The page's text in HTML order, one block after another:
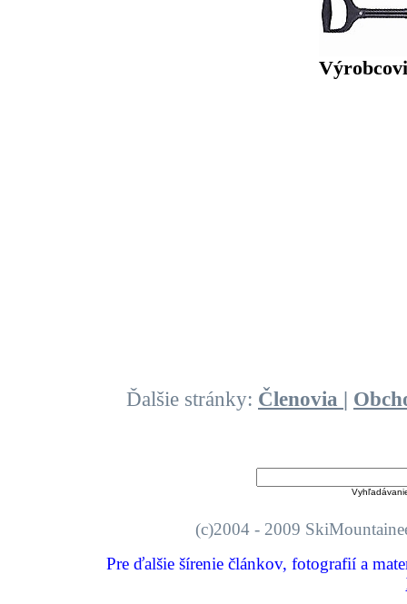
Ďalšie stránky: Členovia |
(c)2004 - 2009
Pre ďalšie šírenie článkov, fotografií a